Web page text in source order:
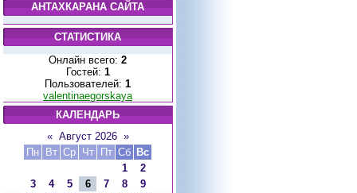
АНТАХКАРАНА САЙТА
СТАТИСТИКА
Онлайн всего: 2
Гостей: 1
Пользователей: 1
valentinaegorskaya
КАЛЕНДАРЬ
« Август 2026 »
Пн
Вт Ср Чт Пт Сб Вс
1
2
3
4 5 6 7 8
9